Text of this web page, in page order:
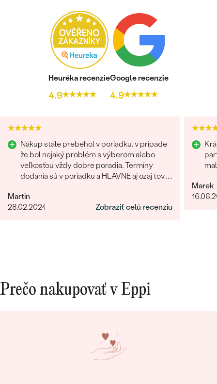
Heuréka recenzie
4.9
Google recenzie
4.9
Nákup stále prebehol v poriadku, v prípade
že bol nejaký problém s výberom alebo
veľkosťou vždy dobre poradia. Termíny
dodania sú v poriadku a HLAVNE aj ozaj tovar
Martin
28.02.2024
Zobraziť celú recenziu
Marek
Prečo nakupovať v Eppi